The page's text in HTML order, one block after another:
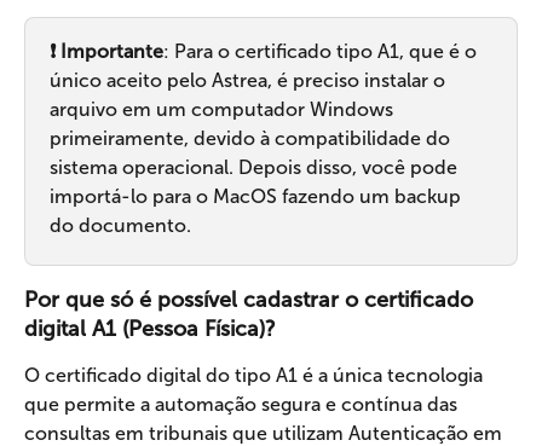
❗️ Importante: Para o certificado tipo A1, que é o
único aceito pelo Astrea, é preciso instalar o
arquivo em um computador Windows
primeiramente, devido à compatibilidade do
sistema operacional. Depois disso, você pode
importá-lo para o MacOS fazendo um backup
do documento.
Por que só é possível cadastrar o certificado
digital A1 (Pessoa Física)?
O certificado digital do tipo A1 é a única tecnologia
que permite a automação segura e contínua das
consultas em tribunais que utilizam Autenticação em